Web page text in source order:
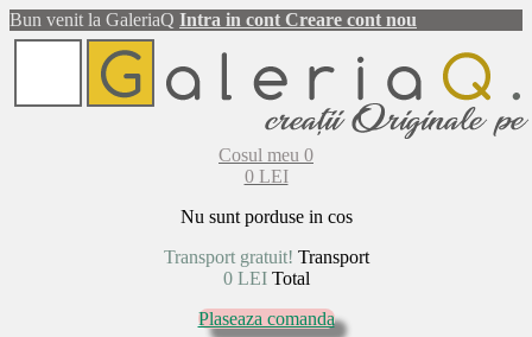
Bun venit la GaleriaQ Intra in cont Creare cont nou
Cosul meu 0
0 LEI
Nu sunt porduse in cos
Transport gratuit! Transport
0 LEI Total
Plaseaza comanda